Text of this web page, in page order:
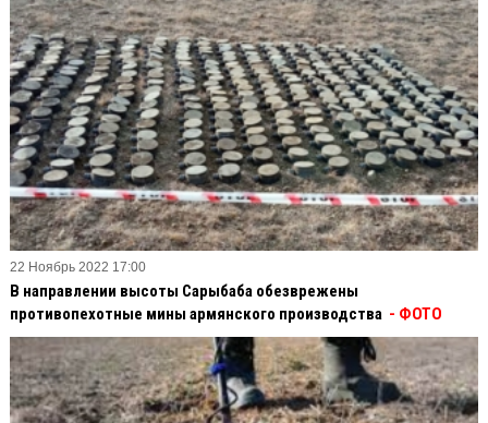
22 Ноябрь 2022 17:00
В направлении высоты Сарыбаба обезврежены
противопехотные мины армянского производства - ФОТО